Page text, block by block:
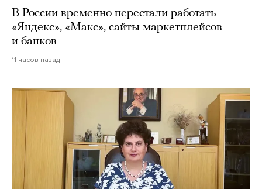
В России временно перестали работать
«Яндекс», «Макс», сайты маркетплейсов
и банков
11 часов назад